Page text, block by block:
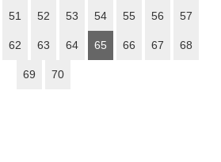
51 52 53 54 55 56 57
62 63 64 65 66 67 68
69 70